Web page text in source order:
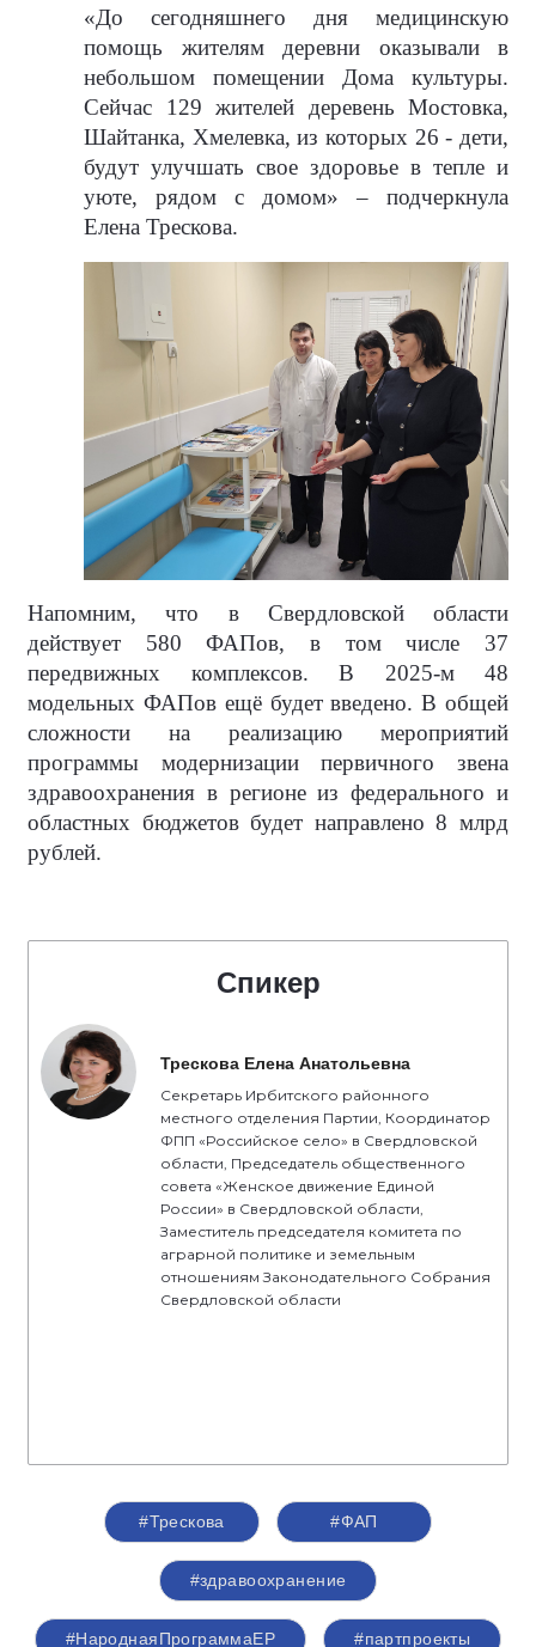
«До сегодняшнего дня медицинскую
помощь жителям деревни оказывали в
небольшом помещении Дома культуры.
Сейчас 129 жителей деревень Мостовка,
Шайтанка, Хмелевка, из которых 26 - дети,
будут улучшать свое здоровье в тепле и
уюте, рядом с домом» – подчеркнула
Елена Трескова.
Напомним, что в Свердловской области
действует 580 ФАПов, в том числе 37
передвижных комплексов. В 2025-м 48
модельных ФАПов ещё будет введено. В общей
сложности на реализацию мероприятий
программы модернизации первичного звена
здравоохранения в регионе из федерального и
областных бюджетов будет направлено 8 млрд
рублей.
Спикер
Трескова Елена Анатольевна
Секретарь Ирбитского районного
местного отделения Партии, Координатор
ФПП «Российское село» в Свердловской
области, Председатель общественного
совета «Женское движение Единой
России» в Свердловской области,
Заместитель председателя комитета по
аграрной политике и земельным
отношениям Законодательного Собрания
Свердловской области
#Трескова #ФАП
#здравоохранение
#НароднаяПрограммаЕР #партпроекты